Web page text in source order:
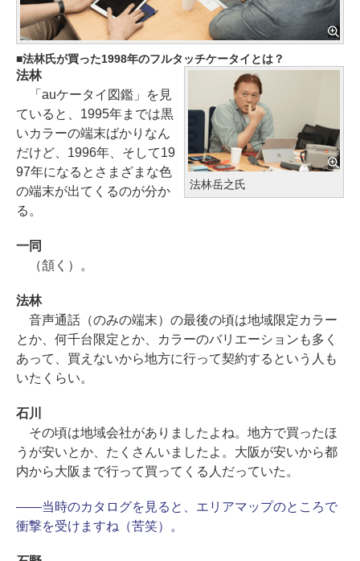
法林氏が買った1998年のフルタッチケータイとは？
法林岳之氏
法林
「auケータイ図鑑」を見
ていると、1995年までは黒
いカラーの端末ばかりなん
だけど、1996年、そして19
97年になるとさまざまな色
の端末が出てくるのが分か
る。
一同
（頷く）。
法林
音声通話（のみの端末）の最後の頃は地域限定カラー
とか、何千台限定とか、カラーのバリエーションも多く
あって、買えないから地方に行って契約するという人も
いたくらい。
石川
その頃は地域会社がありましたよね。地方で買ったほ
うが安いとか、たくさんいましたよ。大阪が安いから都
内から大阪まで行って買ってくる人だっていた。
――当時のカタログを見ると、エリアマップのところで
衝撃を受けますね（苦笑）。